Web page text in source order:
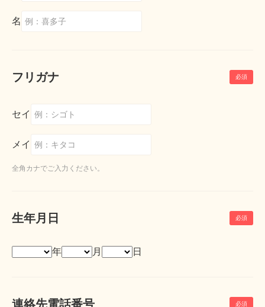
名
フリガナ
セイ
メイ
全角カナでご入力ください。
生年月日
年 月 日
連絡先電話番号